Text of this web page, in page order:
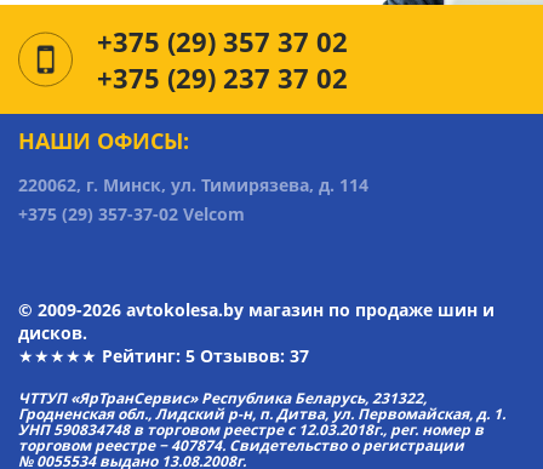
+375 (29) 357 37 02
+375 (29) 237 37 02
НАШИ ОФИСЫ:
220062, г. Минск, ул. Тимирязева, д. 114
+375 (29) 357-37-02 Velcom
© 2009-2026 avtokolesa.by магазин по продаже шин и
дисков.
★★★★★ Рейтинг: 5 Отзывов: 37
ЧТТУП «ЯрТранСервис» Республика Беларусь, 231322,
Гродненская обл., Лидский р-н, п. Дитва, ул. Первомайская, д. 1.
УНП 590834748 в торговом реестре с 12.03.2018г., рег. номер в
торговом реестре − 407874. Свидетельство о регистрации
№ 0055534 выдано 13.08.2008г.